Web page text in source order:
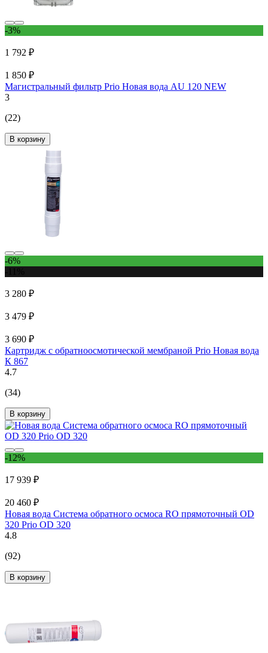
-3%
1 792 ₽
1 850 ₽
Магистральный фильтр Prio Новая вода АU 120 NEW
3
(22)
В корзину
-6%
3 280 ₽
3 479 ₽
3 690 ₽
Картридж с обратноосмотической мембраной Prio Новая вода
К 867
4.7
(34)
В корзину
-12%
17 939 ₽
20 460 ₽
Новая вода Система обратного осмоса RO прямоточный ОD
320 Prio OD 320
4.8
(92)
В корзину